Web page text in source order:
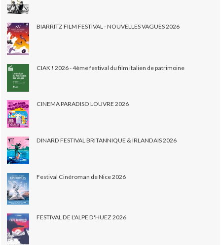
BIARRITZ FILM FESTIVAL - NOUVELLES VAGUES 2026
CIAK ! 2026 - 4ème festival du film italien de patrimoine
CINEMA PARADISO LOUVRE 2026
DINARD FESTIVAL BRITANNIQUE & IRLANDAIS 2026
Festival Cinéroman de Nice 2026
FESTIVAL DE L'ALPE D'HUEZ 2026